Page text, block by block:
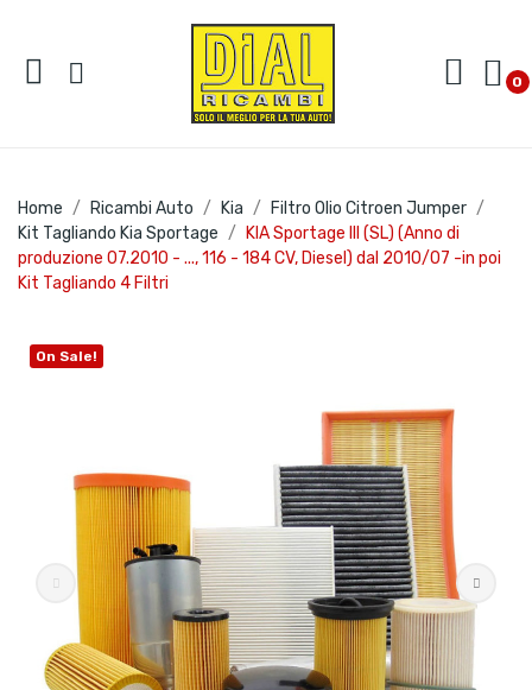
0
Home Ricambi Auto Kia
Filtro Olio Citroen Jumper
Kit Tagliando Kia Sportage
KIA Sportage III (SL) (Anno di
produzione 07.2010 - ..., 116 - 184 CV, Diesel) dal 2010/07 -in poi
Kit Tagliando 4 Filtri
On Sale!